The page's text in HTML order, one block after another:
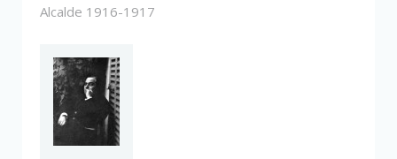
Alcalde 1916-1917